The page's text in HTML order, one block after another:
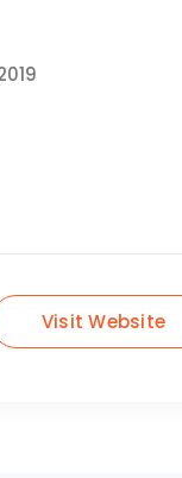
Visit Website